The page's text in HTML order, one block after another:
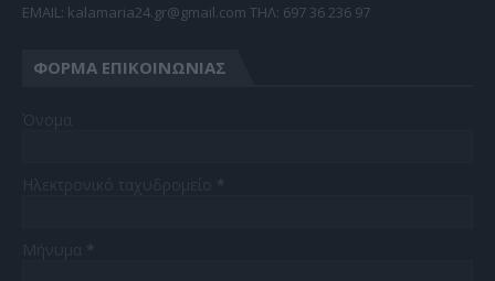
EMAIL: kalamaria24.gr@gmail.com TΗΛ: 697 36 236 97
ΦΌΡΜΑ ΕΠΙΚΟΙΝΩΝΊΑΣ